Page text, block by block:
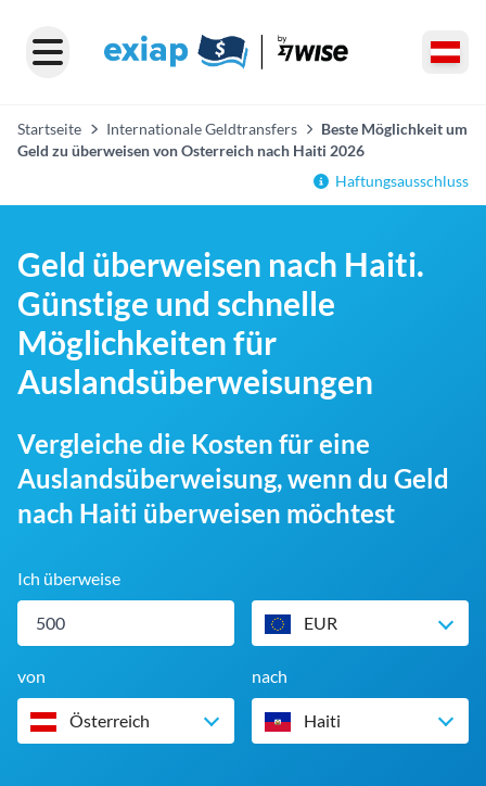
Startseite Internationale Geldtransfers
Beste Möglichkeit um
Geld zu überweisen von Osterreich nach Haiti 2026
Haftungsausschluss
Geld überweisen nach Haiti.
Günstige und schnelle
Möglichkeiten für
Auslandsüberweisungen
Vergleiche die Kosten für eine
Auslandsüberweisung, wenn du Geld
nach Haiti überweisen möchtest
Ich überweise
EUR
von
Österreich
nach
Haiti